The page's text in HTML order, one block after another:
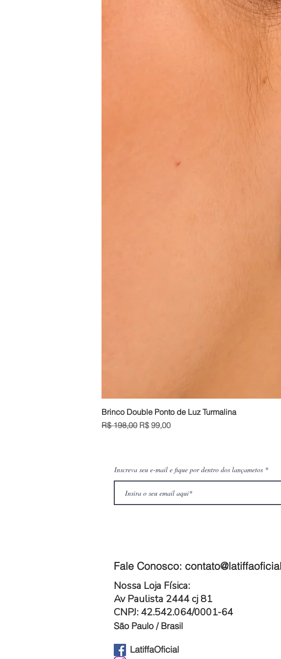
Brinco Double Ponto de Luz Turmalina
Preço normal
R$ 198,00 Preço promocional
R$ 99,00
Inscreva seu e-mail e fique por dentro dos lançametos
Fale Conosco:
Nossa Loja Física:
Av Paulista 2444 cj 81
CNPJ: 42.542.064/0001-64
São Paulo / Brasil
LatiffaOficial